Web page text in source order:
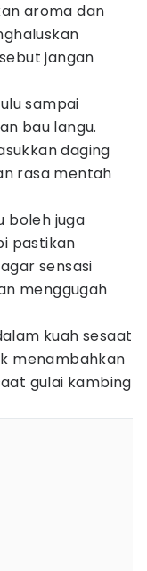
aroma dan
jangan
sampai
bau langu.
daging
rasa mentah
boleh juga
pastikan
sensasi
menggugah
kuah sesaat
menambahkan
gulai kambing